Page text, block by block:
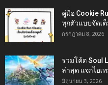
คู่มือ Cookie
ทุกตัวแบบจัดเ
กรกฎาคม 8, 2026
รวมโค้ด Soul
ล่าสุด แจกไอเ
มิถุนายน 3, 2026